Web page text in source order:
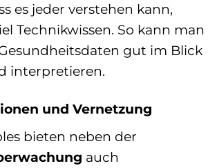
es jeder verstehen kann,
Technikwissen. So kann man
gut im Blick
interpretieren.
und Vernetzung
bieten neben der
auch